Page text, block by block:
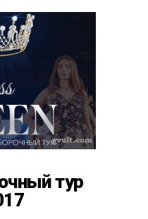
тур